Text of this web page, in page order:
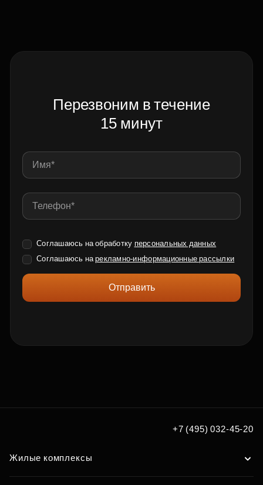
Перезвоним в течение
15 минут
Соглашаюсь на обработку персональных данных
Соглашаюсь нарекламно-информационные рассылки
Отправить
+7 (495) 032-45-20
Жилые комплексы